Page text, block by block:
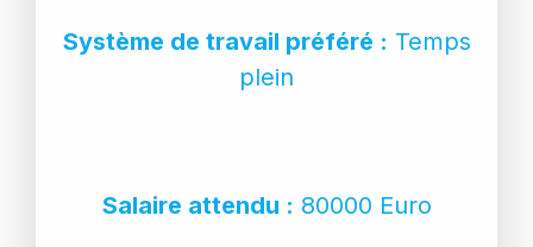
Système de travail préféré : Temps
plein
Salaire attendu : 80000 Euro